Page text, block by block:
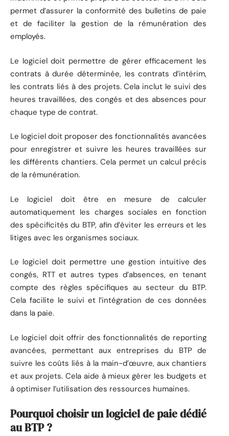
permet d’assurer la conformité des bulletins de paie
et de faciliter la gestion de la rémunération des
employés.
Le logiciel doit permettre de gérer efficacement les
contrats à durée déterminée, les contrats d’intérim,
les contrats liés à des projets. Cela inclut le suivi des
heures travaillées, des congés et des absences pour
chaque type de contrat.
Le logiciel doit proposer des fonctionnalités avancées
pour enregistrer et suivre les heures travaillées sur
les différents chantiers. Cela permet un calcul précis
de la rémunération.
Le logiciel doit être en mesure de calculer
automatiquement les charges sociales en fonction
des spécificités du BTP, afin d’éviter les erreurs et les
litiges avec les organismes sociaux.
Le logiciel doit permettre une gestion intuitive des
congés, RTT et autres types d’absences, en tenant
compte des règles spécifiques au secteur du BTP.
Cela facilite le suivi et l’intégration de ces données
dans la paie.
Le logiciel doit offrir des fonctionnalités de reporting
avancées, permettant aux entreprises du BTP de
suivre les coûts liés à la main-d’œuvre, aux chantiers
et aux projets. Cela aide à mieux gérer les budgets et
à optimiser l’utilisation des ressources humaines.
Pourquoi choisir un logiciel de paie dédié
au BTP ?